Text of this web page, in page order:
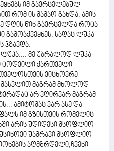
იმ გავრცელებულ
რომ ის მამაო გახდა. ამის
დღის წინ გავრცელდა როცა
გამოაქვეყნეს, სადაც ლუკა
ჰგავდა.
ლუკა.... მე უბრალოდ ლუკა
ცოდვილი ქართველი
ვიცხოვრე
მაგრამ მხოლოდ
არ ვღირვარ მაგრამ
ამიტომაც ვარ ასე და
იმ გზისთვის რომელიც
არის უდიდესი მსოფლიო
უამრავი მსოფლიო
აღმზრდელი,ჩვენი